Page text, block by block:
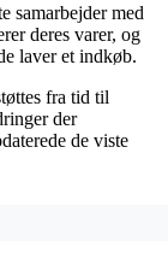
samarbejder med
deres varer, og
laver et indkøb.
fra tid til
der
de viste